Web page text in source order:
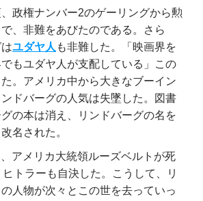
、政権ナンバー2のゲーリングから勲
、非難をあびたのである。さら
ユダヤ人 も非難した。「映画界を
もユダヤ人が支配している」この
。アメリカ中から大きなブーイン
ドバーグの人気は失墜した。図書
の本は消え、リンドバーグの名を
名された。
アメリカ大統領ルーズベルトが死
トラーも自決した。こうして、リ
人物が次々とこの世を去っていっ